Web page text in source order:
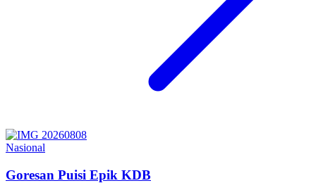
Nasional
Goresan Puisi Epik KDB